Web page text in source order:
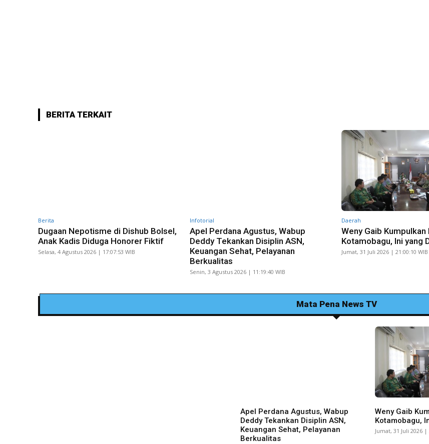
BERITA TERKAIT
Berita
Dugaan Nepotisme di Dishub Bolsel,
Anak Kadis Diduga Honorer Fiktif
Selasa, 4 Agustus 2026 | 17:07:53 WIB
Infotorial
Apel Perdana Agustus, Wabup
Deddy Tekankan Disiplin ASN,
Keuangan Sehat, Pelayanan
Berkualitas
Senin, 3 Agustus 2026 | 11:19:40 WIB
Daerah
Weny Gaib
Kotamobagu, Ini yang
Jumat, 31 Juli 2026 | 21:00:10 WIB
Mata Pena News TV
Apel Perdana Agustus, Wabup
Deddy Tekankan Disiplin ASN,
Keuangan Sehat, Pelayanan
Berkualitas
Weny Gaib
Kotamobagu,
Jumat, 31 Juli 2026 |